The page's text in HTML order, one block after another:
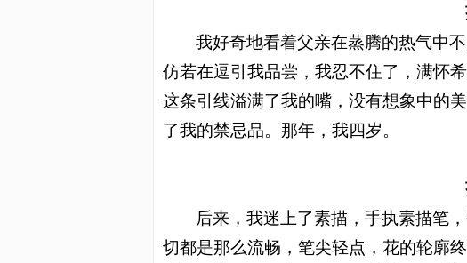
我好奇地看着父亲在蒸腾的热气中
仿若在逗引我品尝，我忍不住了，满怀
这条引线溢满了我的嘴，没有想象中的
了我的禁忌品。那年，我四岁。
后来，我迷上了素描，手执素描笔
切都是那么流畅，笔尖轻点，花的轮廓